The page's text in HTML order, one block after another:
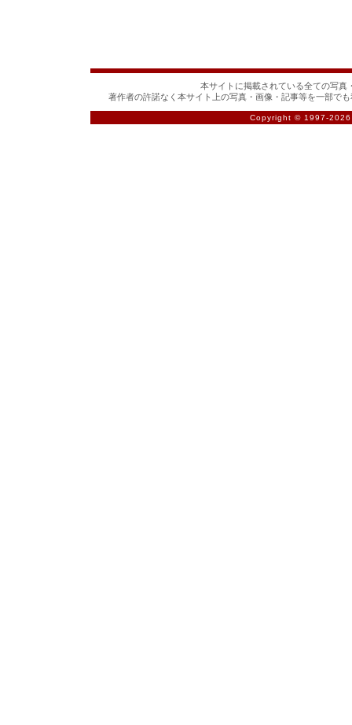
本サイトに掲載されている全ての写真
著作者の許諾なく本サイト上の写真・画像・記事等を一部で
Copyright © 1997-